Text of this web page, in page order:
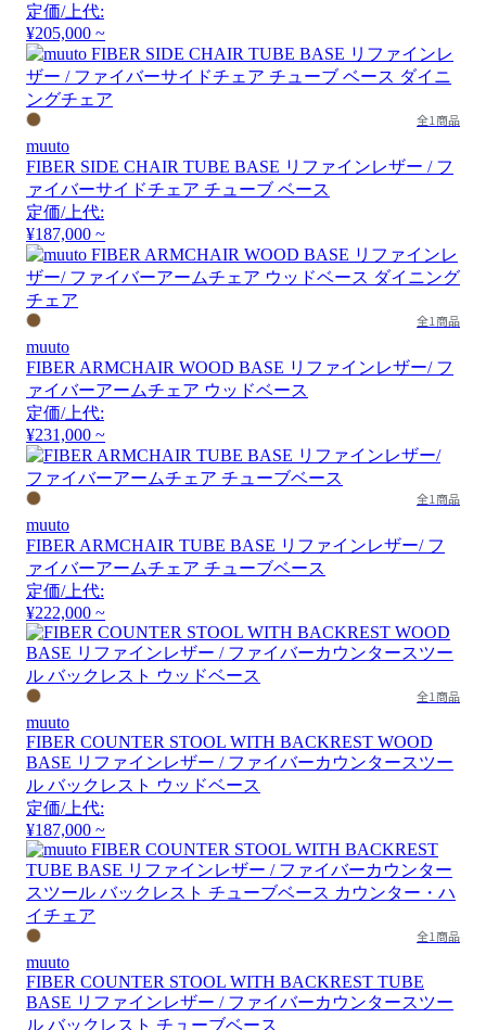
定価/上代:
¥205,000 ~
全1商品
muuto
FIBER SIDE CHAIR TUBE BASE リファインレザー / フ
ァイバーサイドチェア チューブ ベース
定価/上代:
¥187,000 ~
全1商品
muuto
FIBER ARMCHAIR WOOD BASE リファインレザー/ フ
ァイバーアームチェア ウッドベース
定価/上代:
¥231,000 ~
全1商品
muuto
FIBER ARMCHAIR TUBE BASE リファインレザー/ フ
ァイバーアームチェア チューブベース
定価/上代:
¥222,000 ~
全1商品
muuto
FIBER COUNTER STOOL WITH BACKREST WOOD
BASE リファインレザー / ファイバーカウンタースツー
ル バックレスト ウッドベース
定価/上代:
¥187,000 ~
全1商品
muuto
FIBER COUNTER STOOL WITH BACKREST TUBE
BASE リファインレザー / ファイバーカウンタースツー
ル バックレスト チューブベース